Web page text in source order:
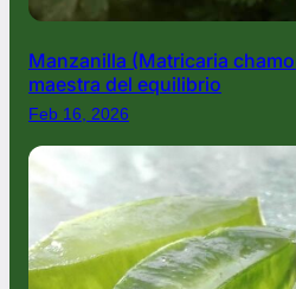
Manzanilla (Matricaria
maestra del equilibrio
Feb 16, 2026